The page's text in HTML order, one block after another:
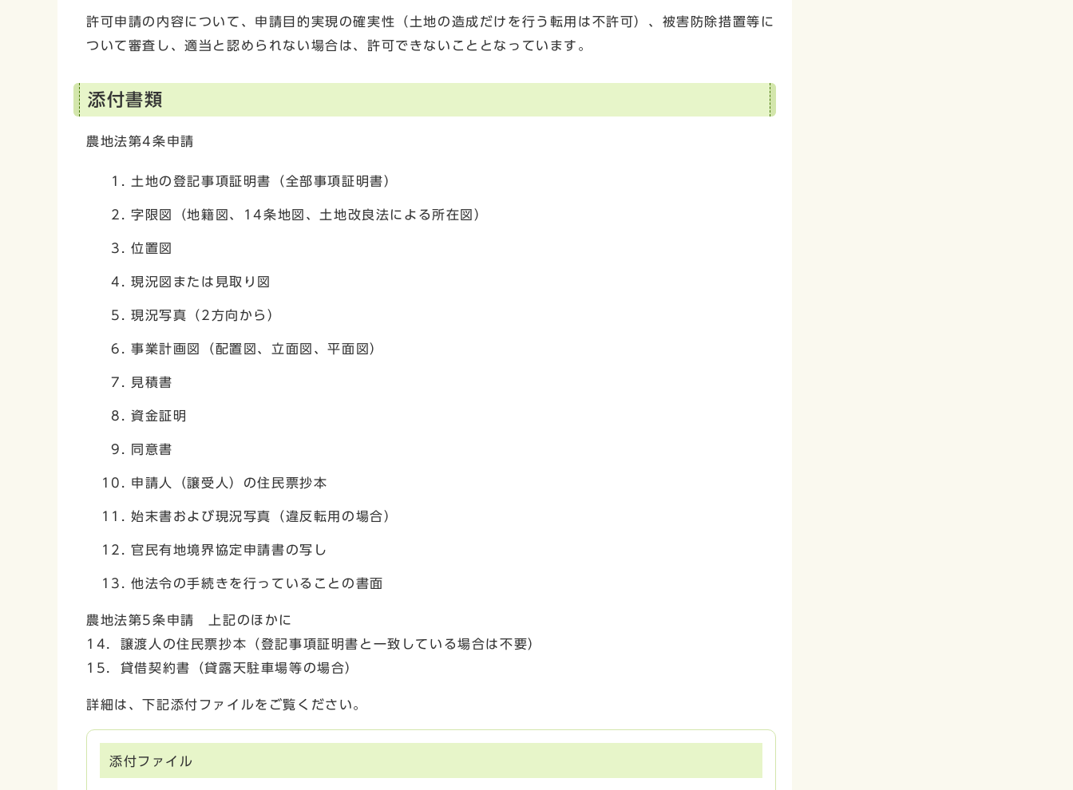
許可申請の内容について、申請目的実現の確実性（土地の造成だけを行う転用は不許可）、被害防除措置等に
ついて審査し、適当と認められない場合は、許可できないこととなっています。
添付書類
農地法第4条申請
土地の登記事項証明書（全部事項証明書）
字限図（地籍図、14条地図、土地改良法による所在図）
位置図
現況図または見取り図
現況写真（2方向から）
事業計画図（配置図、立面図、平面図）
見積書
資金証明
同意書
申請人（譲受人）の住民票抄本
始末書および現況写真（違反転用の場合）
官民有地境界協定申請書の写し
他法令の手続きを行っていることの書面
農地法第5条申請 上記のほかに
14．譲渡人の住民票抄本（登記事項証明書と一致している場合は不要）
15．貸借契約書（貸露天駐車場等の場合）
詳細は、下記添付ファイルをご覧ください。
添付ファイル